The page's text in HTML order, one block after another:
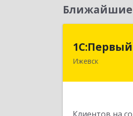
Ближайшие
Ижевск426008,